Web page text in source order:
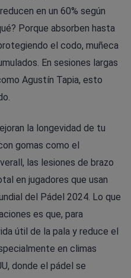
en un 60% según
Porque absorben hasta
el codo, muñeca
En sesiones largas
Agustín Tapia, esto
la longevidad de tu
gomas como el
las lesiones de brazo
en jugadores que usan
del Pádel 2024. Lo que
es que, para
útil de la pala y reduce el
en climas
donde el pádel se